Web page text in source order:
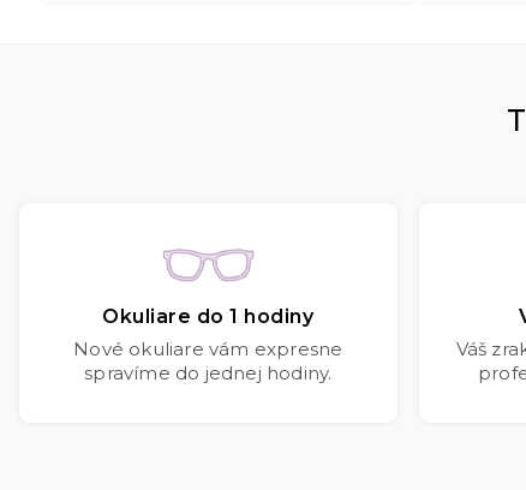
Okuliare do 1 hodiny
Nové okuliare vám expresne
spravíme do jednej hodiny.
Váš